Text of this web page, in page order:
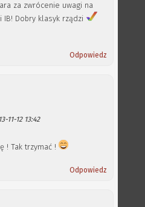
za zwrócenie uwagi na
Dobry klasyk rządzi
Odpowiedz
11-12 13:42
! Tak trzymać !
Odpowiedz